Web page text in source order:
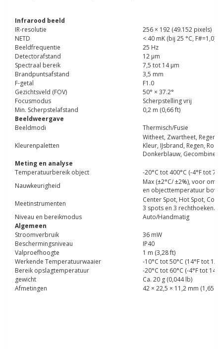
Infrarood beeld
IR-resolutie
256 × 192 (49.152 pixels)
NETD
< 40 mK (bij 25 °C, F#=1,0)
Beeldfrequentie
25 Hz
Detectorafstand
12 μm
Spectraal bereik
7,5 tot 14 μm
Brandpuntsafstand
3,5 mm
F-getal
F1.0
Gezichtsveld (FOV)
50° × 37.2°
Focusmodus
Scherpstelling vrij
Min. Scherpstelafstand
0,2 m (0,66 ft)
Beeldweergave
Beeldmodi
Thermisch/Fusie
Kleurenpaletten
Witheet, Zwartheet,
Kleur, IJsbrand, Regen,
Donkerblauw,
Meting en analyse
Temperatuurbereik object
-20°C tot 400°C (-4°F tot
Nauwkeurigheid
Max (±2°C/ ±2%), voor
en objecttemperatuur
Meetinstrumenten
Center Spot, Hot Spot,
3 spots en 3 rechthoeken.
Niveau en bereikmodus
Auto/Handmatig
Algemeen
Stroomverbruik
36 mW
Beschermingsniveau
IP40
Valproefhoogte
1 m (3,28 ft)
Werkende Temperatuurwaaier
-10°C tot 50°C (14°F tot
Bereik opslagtemperatuur
-20°C tot 60°C (-4°F tot
gewicht
Ca. 20 g (0,044 lb)
Afmetingen
42 × 22,5 × 11,2 mm (1,65 ×